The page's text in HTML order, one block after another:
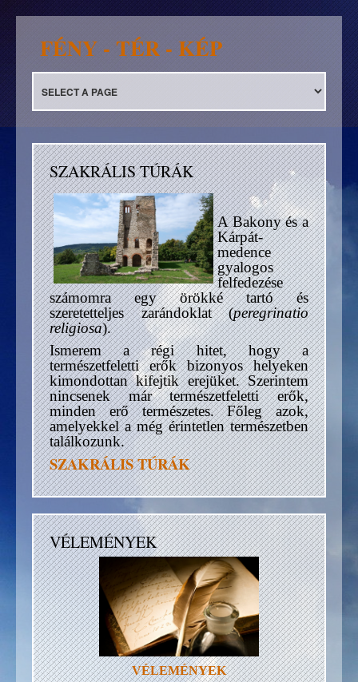
FÉNY - TÉR - KÉP
SZAKRÁLIS TÚRÁK
A Bakony és a
Kárpát-
medence
gyalogos
felfedezése
számomra egy örökké tartó és
szeretetteljes zarándoklat (peregrinatio
religiosa).
Ismerem a régi hitet, hogy a
természetfeletti erők bizonyos helyeken
kimondottan kifejtik erejüket. Szerintem
nincsenek már természetfeletti erők,
minden erő természetes. Főleg azok,
amelyekkel a még érintetlen természetben
találkozunk.
SZAKRÁLIS TÚRÁK
VÉLEMÉNYEK
VÉLEMÉNYEK